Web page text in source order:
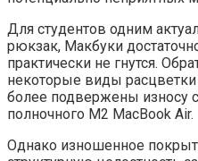
Для студентов одним
рюкзак, Макбуки
практически не гнутся.
некоторые виды
более подвержены износу
полночного M2 MacBook Air.
Однако изношенное